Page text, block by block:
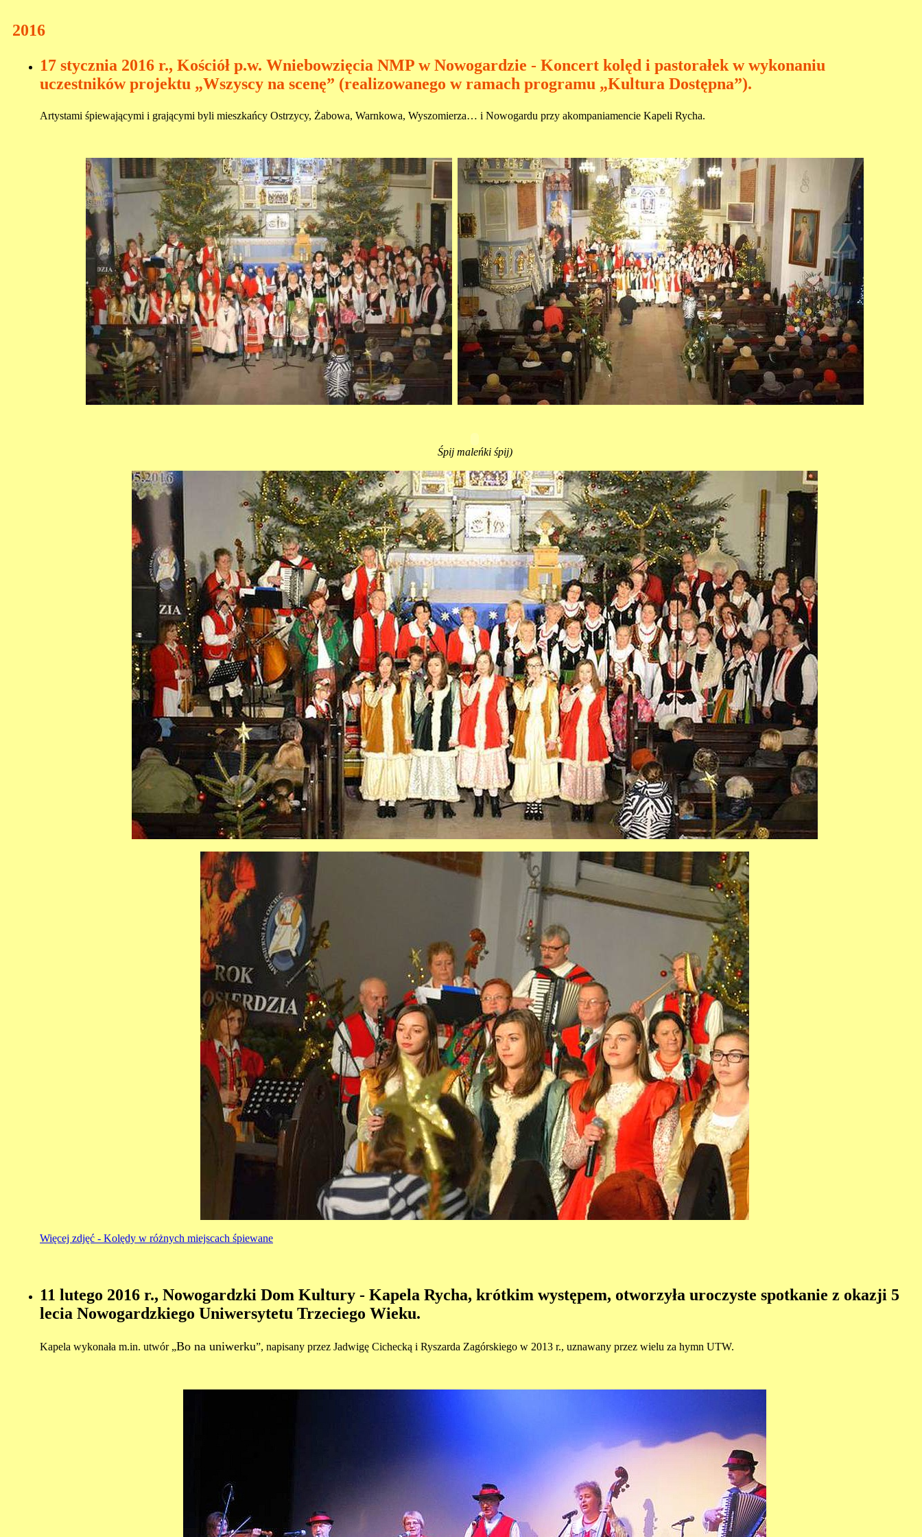
2016
17 stycznia 2016 r., Kościół p.w. Wniebowzięcia NMP w Nowogardzie - Koncert kolęd i pastorałek w wykonaniu
uczestników projektu „Wszyscy na scenę” (realizowanego w ramach programu „Kultura Dostępna”).
Artystami śpiewającymi i grającymi byli mieszkańcy Ostrzycy, Żabowa, Warnkowa, Wyszomierza… i Nowogardu przy akompaniamencie Kapeli Rycha.
Śpij maleńki śpij)
Więcej zdjęć - Kolędy w różnych miejscach śpiewane
11 lutego 2016 r., Nowogardzki Dom Kultury - Kapela Rycha, krótkim występem, otworzyła uroczyste spotkanie z okazji 5
lecia Nowogardzkiego Uniwersytetu Trzeciego Wieku.
Kapela wykonała m.in. utwór „Bo na uniwerku”, napisany przez Jadwigę Cichecką i Ryszarda Zagórskiego w 2013 r., uznawany przez wielu za hymn UTW.